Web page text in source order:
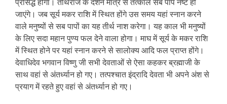
जाएंगे। जब सूर्य मकर राशि में स्थित होंगे उस समय यहां स्नान करने
वाले मनुष्यों से सब पापों का यह तीर्थ नाश करेगा। यह काल भी मनुष्यों
के लिए सदा महान पुण्य फल देने वाला होगा। माघ में सूर्य के मकर राशि
में स्थित होने पर यहां स्नान करने से सालोक्य आदि फल प्राप्त होंगे।
देवाधिदेव भगवान विष्णु जी सभी देवताओं से ऐसा कहकर ब्रह्माजी के
साथ वहां से अंतर्ध्यान हो गए। तत्पश्चात इंद्रादि देवता भी अपने अंश से
प्रयाग में रहते हुए वहां से अंतर्ध्यान हो गए।